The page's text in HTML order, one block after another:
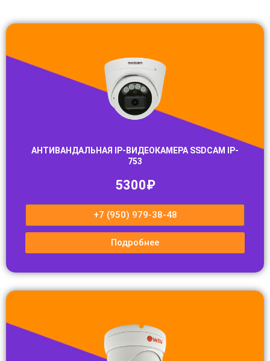
АНТИВАНДАЛЬНАЯ IP-ВИДЕОКАМЕРА SSDCAM IP-
753
5300₽
+7 (950) 979-38-48
Подробнее